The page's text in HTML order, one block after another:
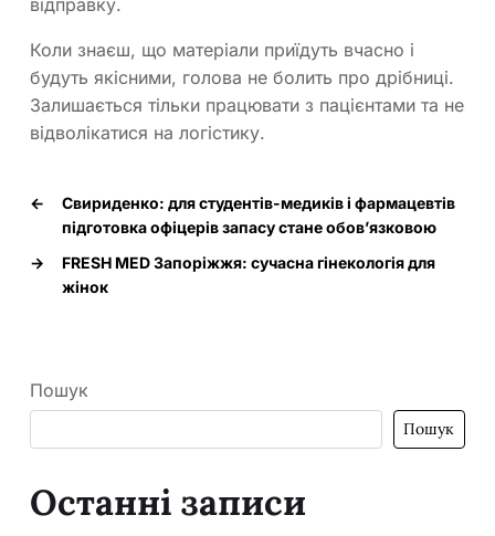
відправку.
Коли знаєш, що матеріали приїдуть вчасно і
будуть якісними, голова не болить про дрібниці.
Залишається тільки працювати з пацієнтами та не
відволікатися на логістику.
←
Свириденко: для студентів-медиків і фармацевтів
підготовка офіцерів запасу стане обов’язковою
→
FRESH MED Запоріжжя: сучасна гінекологія для
жінок
Пошук
Пошук
Останні записи